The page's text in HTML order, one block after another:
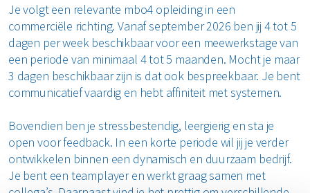
Je volgt een relevante mbo4 opleiding in een
commerciële richting. Vanaf september 2026 ben jij 4 tot 5
dagen per week beschikbaar voor een meewerkstage van
een periode van minimaal 4 tot 5 maanden. Mocht je maar
3 dagen beschikbaar zijn is dat ook bespreekbaar. Je bent
communicatief vaardig en hebt affiniteit met systemen.
Bovendien ben je stressbestendig, leergierig en sta je
open voor feedback. In een korte periode wil jij je verder
ontwikkelen binnen een dynamisch en duurzaam bedrijf.
Je bent een teamplayer en werkt graag samen met